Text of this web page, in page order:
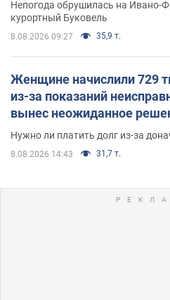
Непогода обрушилась на Ивано-
курортный Буковель
8.08.2026 09:27 35,9 т.
Женщине начислили 729
из-за показаний
вынес неожиданное
Нужно ли платить долг из-за
8.08.2026 14:43 31,7 т.